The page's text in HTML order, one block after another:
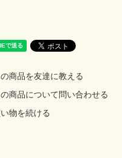
の商品を友達に教える
の商品について問い合わせる
物を続ける